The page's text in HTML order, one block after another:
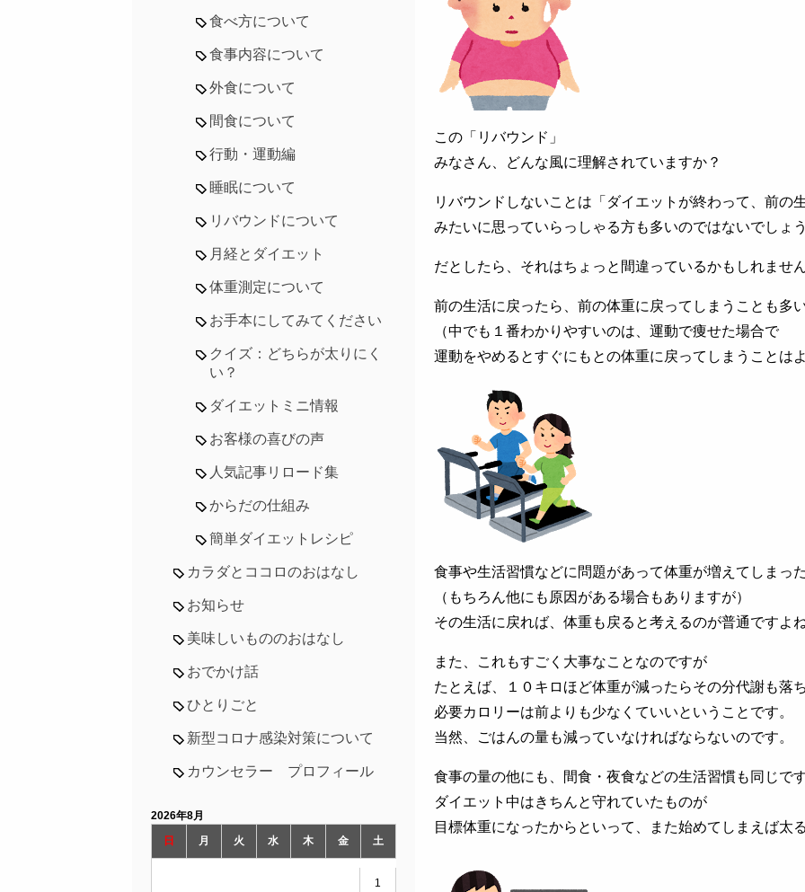
この「リバウンド」
みなさん、どんな風に理解されていますか？
リバウンドしないことは「ダイエットが終わって、前の
みたいに思っていらっしゃる方も多いのではないでしょ
だとしたら、それはちょっと間違っているかもしれません
前の生活に戻ったら、前の体重に戻ってしまうことも多い
（中でも１番わかりやすいのは、運動で痩せた場合で
運動をやめるとすぐにもとの体重に戻ってしまうことは
食事や生活習慣などに問題があって体重が増えてしまっ
（もちろん他にも原因がある場合もありますが）
その生活に戻れば、体重も戻ると考えるのが普通ですよ
また、これもすごく大事なことなのですが
たとえば、１０キロほど体重が減ったらその分代謝も落
必要カロリーは前よりも少なくていいということです。
当然、ごはんの量も減っていなければならないのです。
食事の量の他にも、間食・夜食などの生活習慣も同じです
ダイエット中はきちんと守れていたものが
目標体重になったからといって、また始めてしまえば太
食べ方について
食事内容について
外食について
間食について
行動・運動編
睡眠について
リバウンドについて
月経とダイエット
体重測定について
お手本にしてみてください
クイズ：どちらが太りにく
い？
ダイエットミニ情報
お客様の喜びの声
人気記事リロード集
からだの仕組み
簡単ダイエットレシピ
カラダとココロのおはなし
お知らせ
美味しいもののおはなし
おでかけ話
ひとりごと
新型コロナ感染対策について
カウンセラー プロフィール
2026年8月
日
月 火 水 木 金 土
1